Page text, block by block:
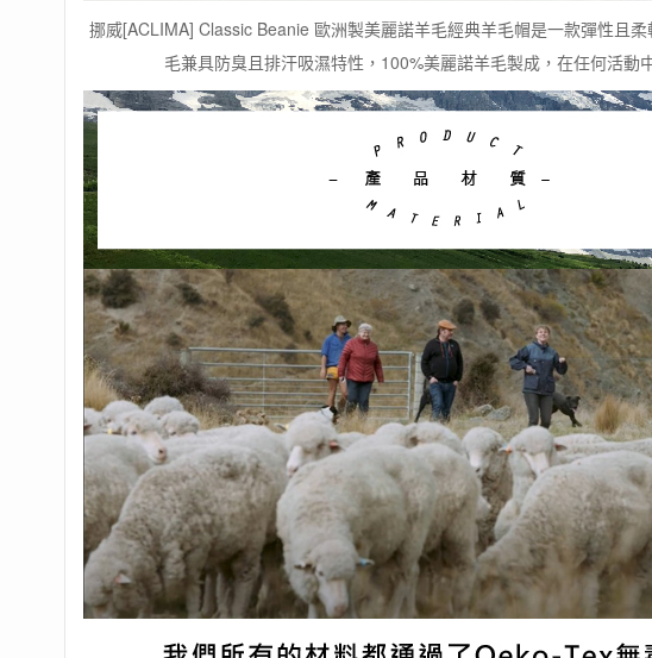
挪威[ACLIMA] Classic Beanie 歐洲製美麗諾羊毛經典羊毛帽是一款彈性且
毛兼具防臭且排汗吸濕特性，100%美麗諾羊毛製成，在任何活動